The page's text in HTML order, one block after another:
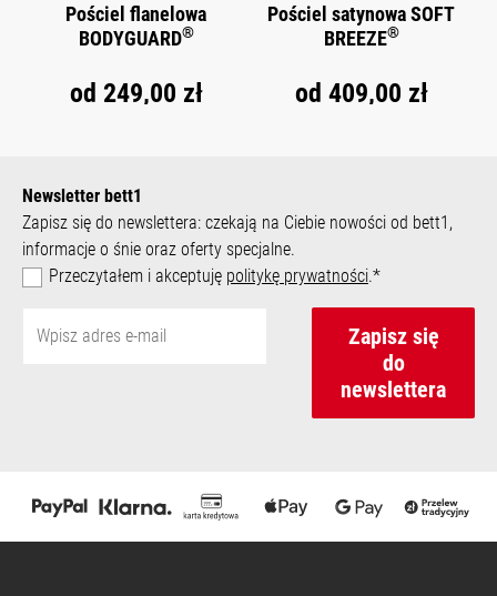
Pościel flanelowa
BODYGUARD®
od 249,00 zł
Pościel satynowa SOFT
BREEZE®
od 409,00 zł
Newsletter bett1
Zapisz się do newslettera: czekają na Ciebie nowości od bett1,
informacje o śnie oraz oferty specjalne.
Przeczytałem i akceptuję politykę prywatności.*
Zapisz się
do
newslettera